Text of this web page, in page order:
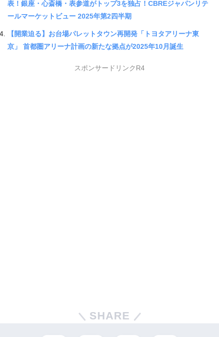
表！銀座・心斎橋・表参道がトップ3を独占！CBREジャパンリテ
ールマーケットビュー 2025年第2四半期
【開業迫る】お台場パレットタウン再開発「トヨタアリーナ東
京」 首都圏アリーナ計画の新たな拠点が2025年10月誕生
スポンサードリンクR4
SHARE